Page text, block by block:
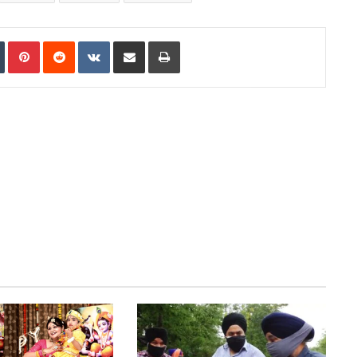
TumblrPinterestReddit VKontakte
Share via Email Print